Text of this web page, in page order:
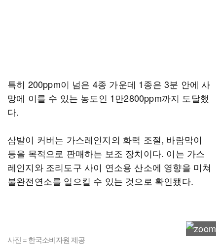
특히 200ppm이 넘은 4종 가운데 1종은 3분 안에 사
망에 이를 수 있는 농도인 1만2800ppm까지 도달했
다.
삼발이 커버는 가스레인지의 화력 조절, 바람막이
등을 목적으로 판매하는 보조 장치이다. 이는 가스
레인지와 조리도구 사이 연소용 산소에 영향을 미쳐
불완전연소를 일으킬 수 있는 것으로 확인됐다.
사진 = 한국소비자원 제공